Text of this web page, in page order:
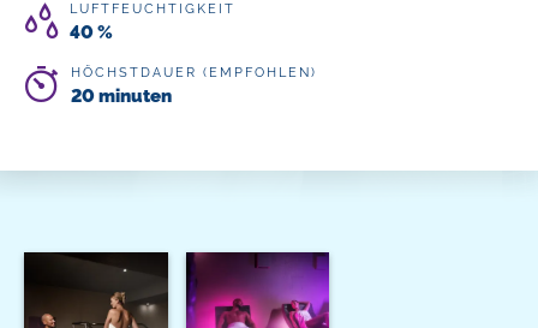
LUFTFEUCHTIGKEIT
40 %
HÖCHSTDAUER (EMPFOHLEN)
20 minuten